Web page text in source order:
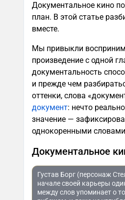
Документальное кино
план. В этой статье
вместе.
Мы привыкли
произведение с одной
документальность
и прежде чем
оттенки, слова
документ: нечто
значение —
однокоренными словами
Документальное
Густав Борг (персонаж
начале своей карьеры
между слов упоминает о